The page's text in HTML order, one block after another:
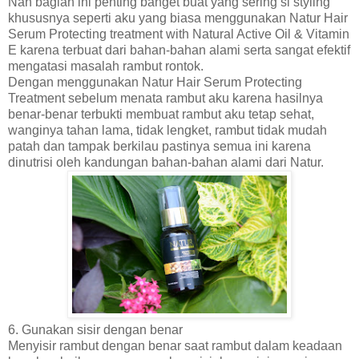
khususnya seperti aku yang biasa menggunakan Natur Hair
Serum Protecting treatment with Natural Active Oil & Vitamin
E karena terbuat dari bahan-bahan alami serta sangat efektif
mengatasi masalah rambut rontok.
Dengan menggunakan Natur Hair Serum Protecting
Treatment sebelum menata rambut aku karena hasilnya
benar-benar terbukti membuat rambut aku tetap sehat,
wanginya tahan lama, tidak lengket, rambut tidak mudah
patah dan tampak berkilau pastinya semua ini karena
dinutrisi oleh kandungan bahan-bahan alami dari Natur.
6. Gunakan sisir dengan benar
Menyisir rambut dengan benar saat rambut dalam keadaan